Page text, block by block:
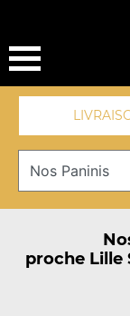
proche Lille